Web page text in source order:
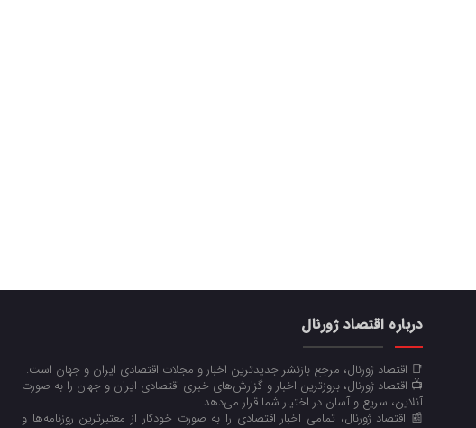
درباره اقتصاد ژورنال
📑 اقتصاد ژورنال، مرجع بازنشر جدیدترین اخبار و مجلات اقتصادی ایران و جهان است.
📺 اقتصاد ژورنال، بروزترین اخبار و گزارش‌های خبری اقتصادی ایران و جهان را به صورت
آنلاین، سریع و آسان در اختیار شما قرار می‌‌دهد.
📰 اقتصاد ژورنال، تمامی اخبار اقتصادی را به صورت خودکار از معتبرترین روزنامه‌ها و